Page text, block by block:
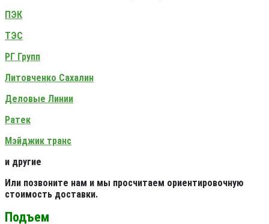
ПЭК
ТЭС
РГ Групп
Литовченко Сахалин
Деловые Линии
Ратек
Мэйджик транс
и другие
Или позвоните нам и мы просчитаем ориентировочную
стоимость доставки.
Подъем